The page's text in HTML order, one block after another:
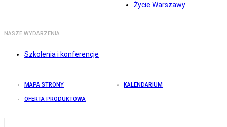
Życie Warszawy
NASZE WYDARZENIA
Szkolenia i konferencje
MAPA STRONY KALENDARIUM
OFERTA PRODUKTOWA